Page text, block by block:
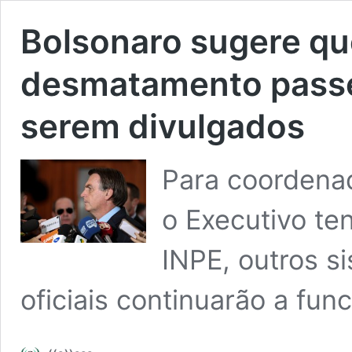
Bolsonaro sugere
desmatamento
serem divulgados
Para
o Executivo
INPE, outros
oficiais continuarão a